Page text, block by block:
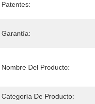
Patentes:
Garantía:
Nombre Del Producto:
Categoría De Producto: